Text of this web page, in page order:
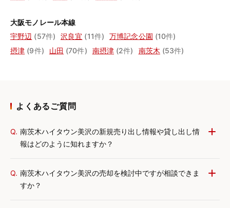
大阪モノレール本線
宇野辺 (57件) 沢良宜 (11件) 万博記念公園 (10件)
摂津 (9件) 山田 (70件) 南摂津 (2件) 南茨木 (53件)
よくあるご質問
Q. 南茨木ハイタウン美沢の新規売り出し情報や貸し出し情
報はどのように知れますか？
Q. 南茨木ハイタウン美沢の売却を検討中ですが相談できま
すか？